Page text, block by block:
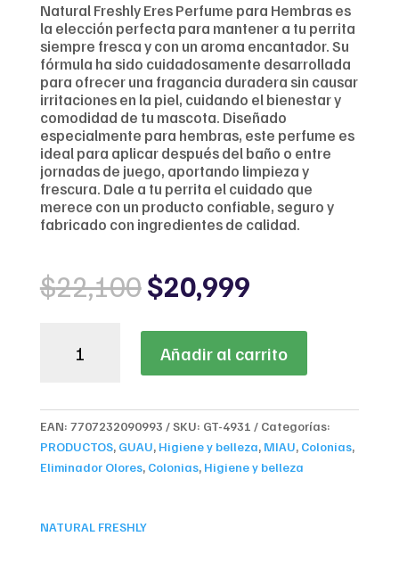
Natural Freshly Eres Perfume para Hembras es
la elección perfecta para mantener a tu perrita
siempre fresca y con un aroma encantador. Su
fórmula ha sido cuidadosamente desarrollada
para ofrecer una fragancia duradera sin causar
irritaciones en la piel, cuidando el bienestar y
comodidad de tu mascota. Diseñado
especialmente para hembras, este perfume es
ideal para aplicar después del baño o entre
jornadas de juego, aportando limpieza y
frescura. Dale a tu perrita el cuidado que
merece con un producto confiable, seguro y
fabricado con ingredientes de calidad.
$22,100Original
price
was:
$22,100.
$20,999Current
is:
$20,999.
Freshly
para
Hembras
cantidad
Añadir al carrito
EAN: 7707232090993 SKU: GT-4931
Categorías:
PRODUCTOS, GUAU, Higiene y belleza, MIAU, Colonias,
Eliminador Olores, Colonias, Higiene y belleza
NATURAL FRESHLY